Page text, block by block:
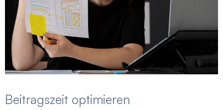
Beitragszeit optimieren